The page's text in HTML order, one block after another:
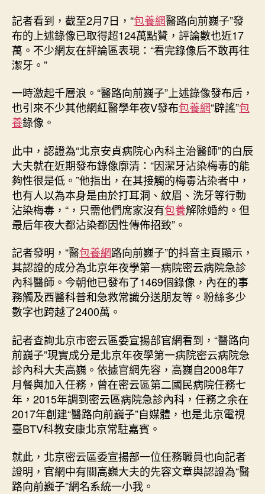
記者看到，截至2月7日，“包養網醫路向前巍子”發
布的上述錄像已取得超124萬點贊，評論數也近17
萬。不少網友在評論區表現：“看完錄像后不敢再往
潔牙。”
一時激起千層浪。“醫路向前巍子”上述錄像發布后，
也引來不少其他網紅醫學年夜V發布包養網“辟謠”包
養錄像。
此中，認證為“北京安貞病院心內科主治醫師”的白辰
大夫就在近期發布錄像廓清：“因潔牙沾染梅毒的能
夠性很是低。”他指出，在其接觸的梅毒沾染者中，
也有人以為本身是由於打耳洞、紋眉、洗牙等行動
沾染梅毒，“，只需他們席家沒有包養解除婚約。但
最后年夜大都沾染都因性傳佈招致”。
記者發明，“醫包養網路向前巍子”的抖音主頁顯示，
其認證的成分為北京年夜學第一病院密云病院急診
內科醫師。今朝他已發布了1469個錄像，內在的事
務觸及西醫科普和急救常識分送朋友等。粉絲多少
數字也跨越了2400萬。
記者查詢北京市密云區委宣揚部官網看到，“醫路向
前巍子”現實成分是北京年夜學第一病院密云病院急
診內科大夫高巍。依據官網先容，高巍自2008年7
月餐與加入任務，曾在密云區第二國民病院任務七
年，2015年調到密云區病院急診內科，任務之余在
2017年創建“醫路向前巍子”自媒體，也是北京電視
臺BTV科教安康北京常駐嘉賓。
就此，北京密云區委宣揚部一位任務職員也向記者
證明，官網中有關高巍大夫的先容文章與認證為“醫
路向前巍子”網名系統一小我。